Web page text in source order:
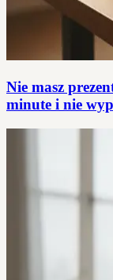
Nie masz
minute i nie